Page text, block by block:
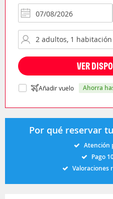
VER
Añadir vuelo ahorra
Por qué reservar
Atención
Pago
Valoraciones